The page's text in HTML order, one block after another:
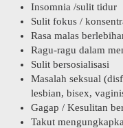
Insomnia /sulit tidur
Sulit fokus /
Rasa malas
Ragu-ragu dalam
Sulit bersosialisasi
Masalah seksual
lesbian, bisex,
Gagap / Kesulitan
Takut